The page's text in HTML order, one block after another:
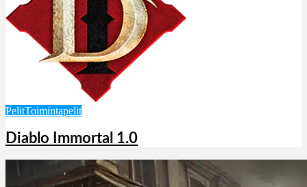
PelitToimintapelit
Diablo Immortal 1.0